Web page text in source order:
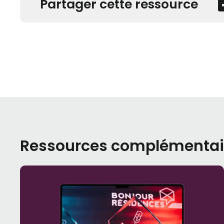
Partager cette ressource
Ressources